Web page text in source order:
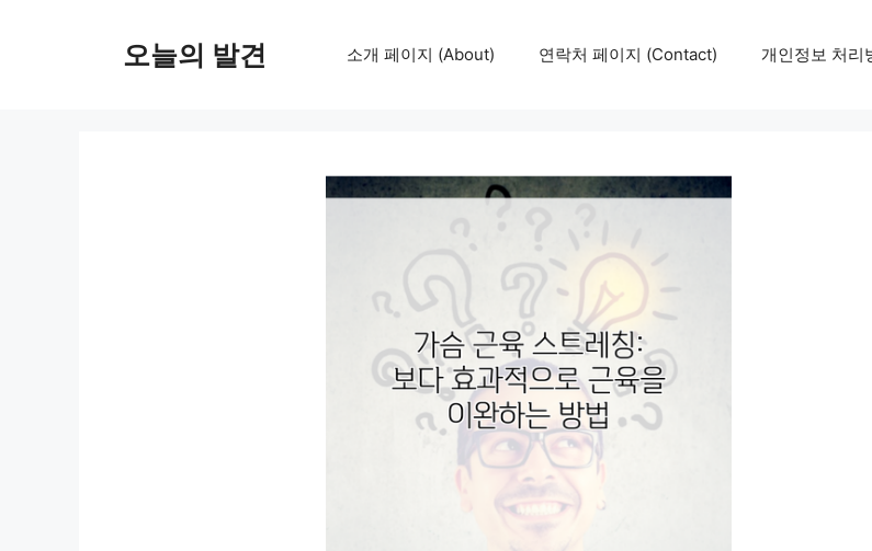
오늘의 발견 소개 페이지 (About) 연락처 페이지 (Contact) 개인정보 처